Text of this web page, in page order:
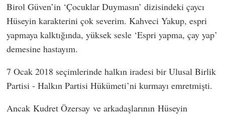
Birol Güven’in ‘Çocuklar Duymasın’ dizisindeki çaycı
Hüseyin karakterini çok severim. Kahveci Yakup, espri
yapmaya kalktığında, yüksek sesle ‘Espri yapma, çay yap’
demesine hastayım.
7 Ocak 2018 seçimlerinde halkın iradesi bir Ulusal Birlik
Partisi - Halkın Partisi Hükümeti’ni kurmayı emretmişti.
Ancak Kudret Özersayve arkadaşlarının Hüseyin